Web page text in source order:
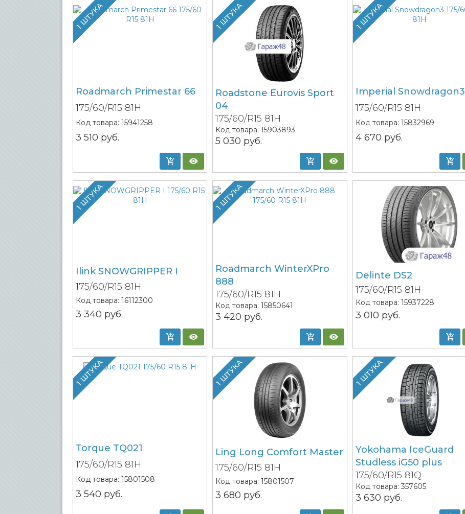
1 ШТУКА
Roadmarch Primestar 66
175/60/R15 81H
Код товара: 15941258
3 510 руб.
1 ШТУКА
Roadstone Eurovis Sport
04
175/60/R15 81H
Код товара:15903893
5 030 руб.
1 ШТУКА
Imperial Snowdragon3
175/60/R15 81H
Код товара: 15832969
4 670 руб.
1 ШТУКА
Ilink SNOWGRIPPER I
175/60/R15 81H
Код товара: 16112300
3 340 руб.
1 ШТУКА
Roadmarch WinterXPro
888
175/60/R15 81H
Код товара:15850641
3 420 руб.
Delinte DS2
175/60/R15 81H
Код товара: 15937228
3 010 руб.
1 ШТУКА
Torque TQ021
175/60/R15 81H
Код товара: 15801508
3 540 руб.
1 ШТУКА
Ling Long Comfort Master
175/60/R15 81H
Код товара:15801507
3 680 руб.
1 ШТУКА
Yokohama IceGuard
Studless iG50 plus
175/60/R15 81Q
Код товара: 357605
3 630 руб.